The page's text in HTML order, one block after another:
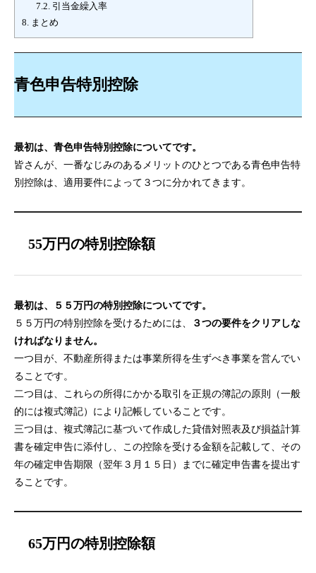
7.2.引当金繰入率
8. まとめ
青色申告特別控除
最初は、青色申告特別控除についてです。
皆さんが、一番なじみのあるメリットのひとつである青色申告特
別控除は、適用要件によって３つに分かれてきます。
55万円の特別控除額
最初は、５５万円の特別控除についてです。
５５万円の特別控除を受けるためには、
３つの要件をクリアしな
ければなりません。
一つ目が、不動産所得または事業所得を生ずべき事業を営んでい
ることです。
二つ目は、これらの所得にかかる取引を正規の簿記の原則（一般
的には複式簿記）により記帳していることです。
三つ目は、複式簿記に基づいて作成した貸借対照表及び損益計算
書を確定申告に添付し、この控除を受ける金額を記載して、その
年の確定申告期限（翌年３月１５日）までに確定申告書を提出す
ることです。
65万円の特別控除額